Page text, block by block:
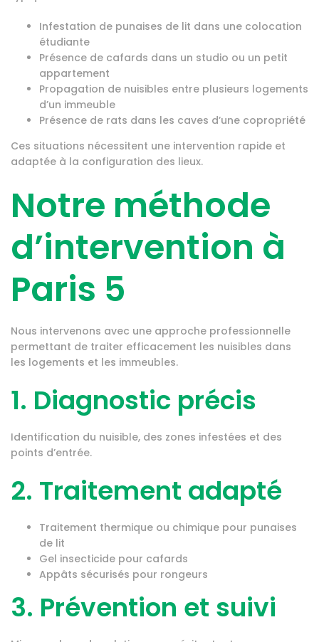
Infestation de punaises de lit dans une colocation
étudiante
Présence de cafards dans un studio ou un petit
appartement
Propagation de nuisibles entre plusieurs logements
d’un immeuble
Présence de rats dans les caves d’une copropriété
Ces situations nécessitent une intervention rapide et
adaptée à la configuration des lieux.
Notre méthode
d’intervention à
Paris 5
Nous intervenons avec une approche professionnelle
permettant de traiter efficacement les nuisibles dans
les logements et les immeubles.
1. Diagnostic précis
Identification du nuisible, des zones infestées et des
points d’entrée.
2. Traitement adapté
Traitement thermique ou chimique pour punaises
de lit
Gel insecticide pour cafards
Appâts sécurisés pour rongeurs
3. Prévention et suivi